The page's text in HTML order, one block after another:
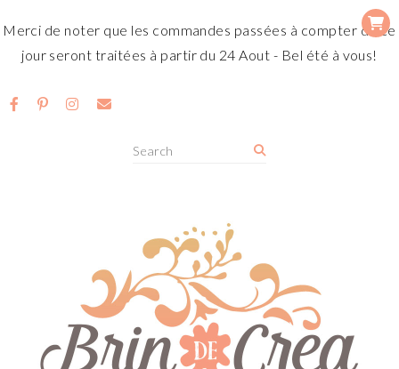
Merci de noter que les commandes passées à compter de ce
jour seront traitées à partir du 24 Aout - Bel été à vous!